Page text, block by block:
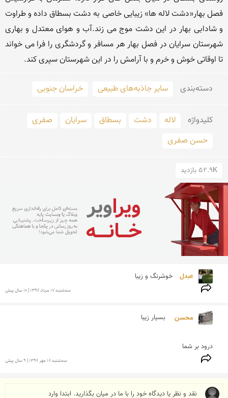
تا اوقاتی خوش و خرم و با آرامش را در این شهرستان سپری کند.
دسته‌بندی سایر جاذبه‌های طبیعی خراسان جنوبی
کلید‌واژه لاله دشت بسطاق سرایان
صفری
حسن صفری
52.9K بازدید
عبدل خوشرنگ و زیبا
سه‌شنبه 17 مرداد 1396 | 10 سال پیش
محسن
درود بر شما
سه‌شنبه 18 مهر 1396 | 9 سال پیش